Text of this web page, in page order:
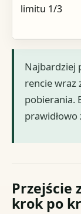
limitu 1/3
Najbardziej
rencie wraz
pobierania.
prawidłowo
Przejście
krok po